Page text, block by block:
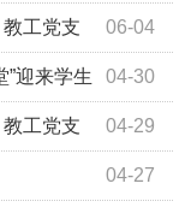
06-04
工党支
务活动顺利开展
04-30
”迎来学生
04-29
工党支
志愿服务活动04-27